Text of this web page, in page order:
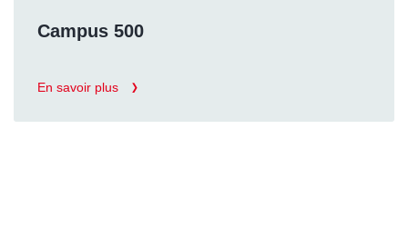
Campus 500
En savoir plus